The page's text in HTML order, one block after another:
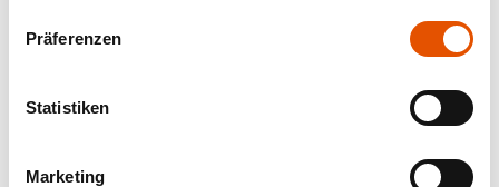
Präferenzen
Statistiken
Marketing
335 x 61 x 106